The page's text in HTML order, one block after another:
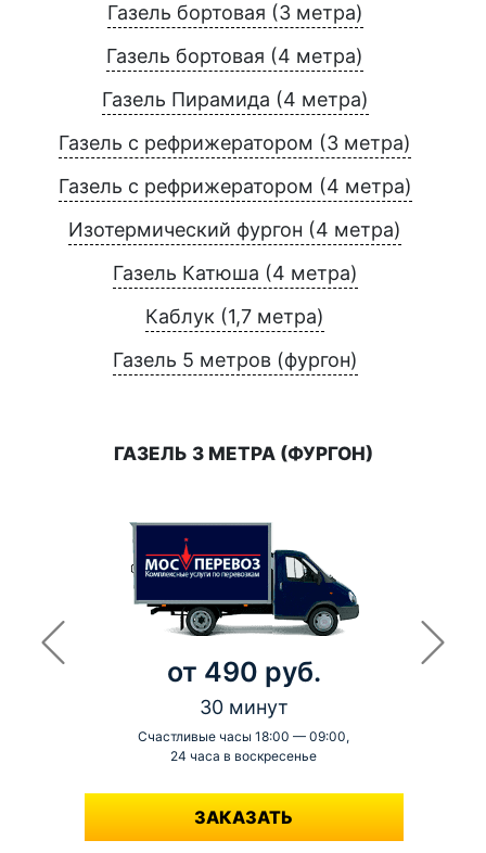
Газель бортовая (3 метра)
Газель бортовая (4 метра)
Газель Пирамида (4 метра)
Газель с рефрижератором (3 метра)
Газель с рефрижератором (4 метра)
Изотермический фургон (4 метра)
Газель Катюша (4 метра)
Каблук (1,7 метра)
Газель 5 метров (фургон)
ГАЗЕЛЬ 3 МЕТРА (ФУРГОН)
от 490 руб.
30 минут
Счастливые часы 18:00 — 09:00,
24 часа в воскресенье
-
ЗАКАЗАТЬ